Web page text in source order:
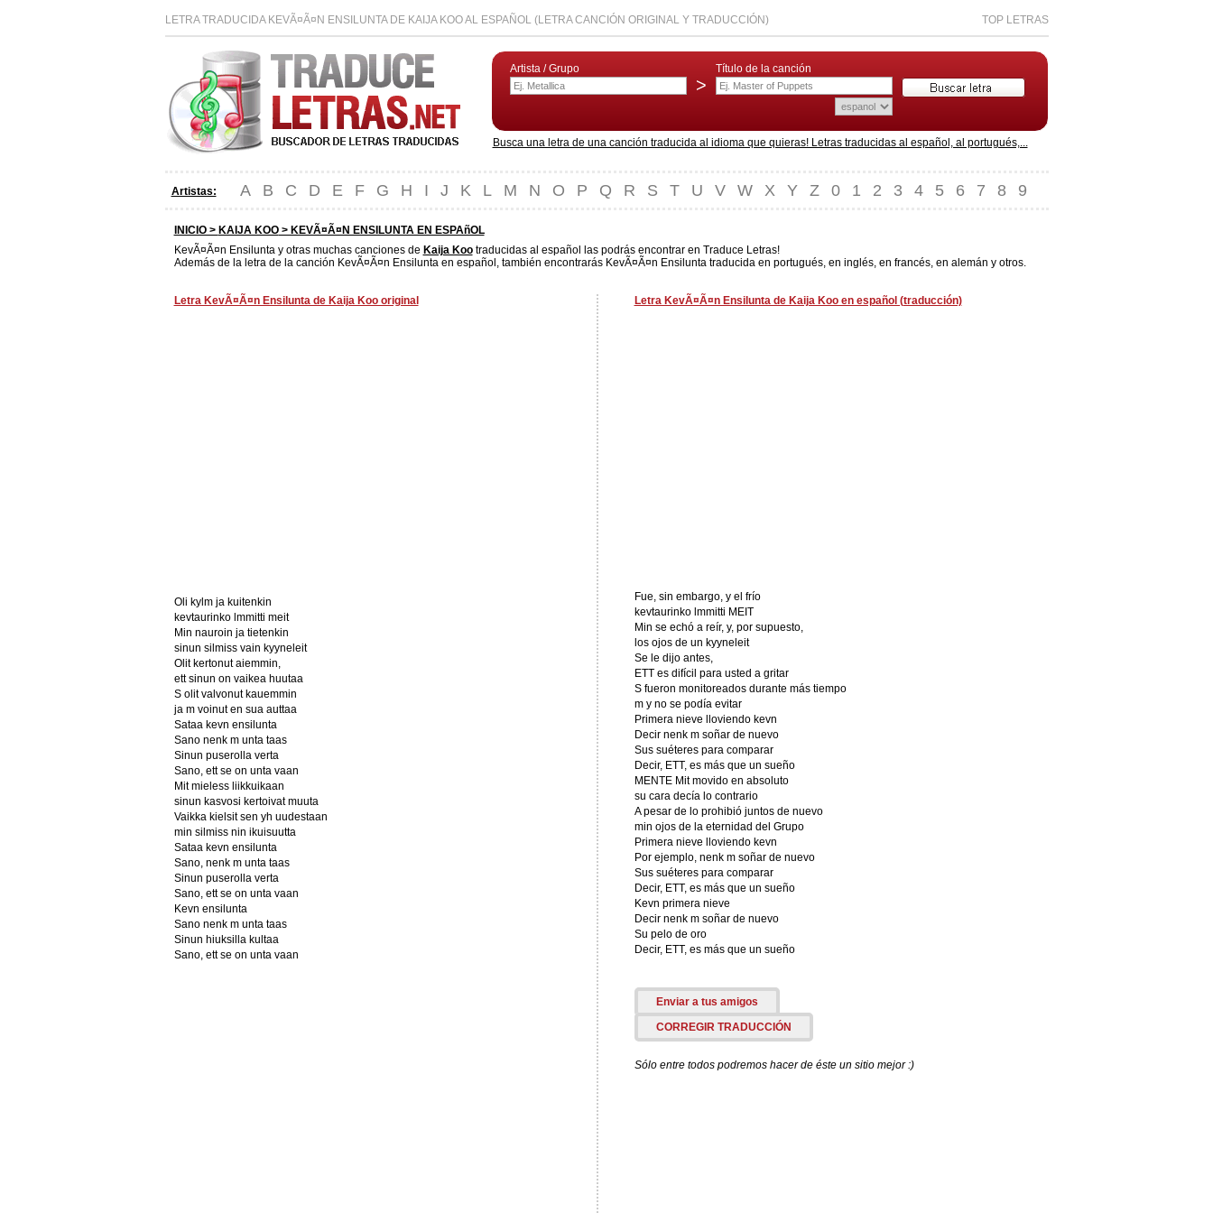
LETRA TRADUCIDA KEVÃ¤Ã¤N ENSILUNTA DE KAIJA KOO AL ESPAÑOL (LETRA CANCIÓN ORIGINAL Y TRADUCCIÓN) TOP LETRAS
Artista / Grupo
>
Título de la canción
Busca una letra de una canción traducida al idioma que quieras! Letras traducidas al español, al portugués,...
Artistas: A B C D E F G H I J K L M N O P Q R S T U V W X Y Z 0 1 2 3 4 5 6 7 8 9
INICIO > KAIJA KOO> KEVÃ¤Ã¤N ENSILUNTA EN ESPAñOL
KevÃ¤Ã¤n Ensilunta y otras muchas canciones de Kaija Kootraducidas al español las podrás encontrar en Traduce Letras!
Además de la letra de la canción KevÃ¤Ã¤n Ensilunta en español, también encontrarás KevÃ¤Ã¤n Ensilunta traducida en portugués, en inglés, en francés, en alemán y otros.
Letra KevÃ¤Ã¤n Ensilunta de Kaija Koo original
Oli kylm ja kuitenkin
kevtaurinko lmmitti meit
Min nauroin ja tietenkin
sinun silmiss vain kyyneleit
Olit kertonut aiemmin,
ett sinun on vaikea huutaa
S olit valvonut kauemmin
ja m voinut en sua auttaa
Sataa kevn ensilunta
Sano nenk m unta taas
Sinun puserolla verta
Sano, ett se on unta vaan
Mit mieless liikkuikaan
sinun kasvosi kertoivat muuta
Vaikka kielsit sen yh uudestaan
min silmiss nin ikuisuutta
Sataa kevn ensilunta
Sano, nenk m unta taas
Sinun puserolla verta
Sano, ett se on unta vaan
Kevn ensilunta
Sano nenk m unta taas
Sinun hiuksilla kultaa
Sano, ett se on unta vaan
Letra KevÃ¤Ã¤n Ensilunta de Kaija Koo en español (traducción)
Fue, sin embargo, y el frío
kevtaurinko lmmitti MEIT
Min se echó a reír, y, por supuesto,
los ojos de un kyyneleit
Se le dijo antes,
ETT es difícil para usted a gritar
S fueron monitoreados durante más tiempo
m y no se podía evitar
Primera nieve lloviendo kevn
Decir nenk m soñar de nuevo
Sus suéteres para comparar
Decir, ETT, es más que un sueño
MENTE Mit movido en absoluto
su cara decía lo contrario
A pesar de lo prohibió juntos de nuevo
min ojos de la eternidad del Grupo
Primera nieve lloviendo kevn
Por ejemplo, nenk m soñar de nuevo
Sus suéteres para comparar
Decir, ETT, es más que un sueño
Kevn primera nieve
Decir nenk m soñar de nuevo
Su pelo de oro
Decir, ETT, es más que un sueño
Enviar a tus amigos
CORREGIR TRADUCCIÓN
Sólo entre todos podremos hacer de éste un sitio mejor :)